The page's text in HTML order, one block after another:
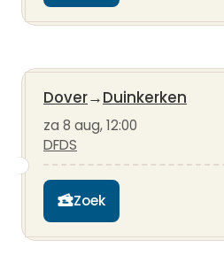
Dover→Duinkerken
za 8 aug, 12:00
DFDS
Zoek